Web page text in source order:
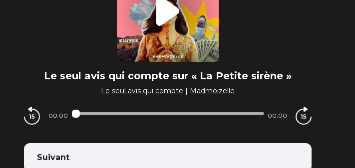
Le seul avis qui compte sur « La Petite sirène »
Le seul avis qui compte | Madmoizelle
00:00 00:00
Suivant